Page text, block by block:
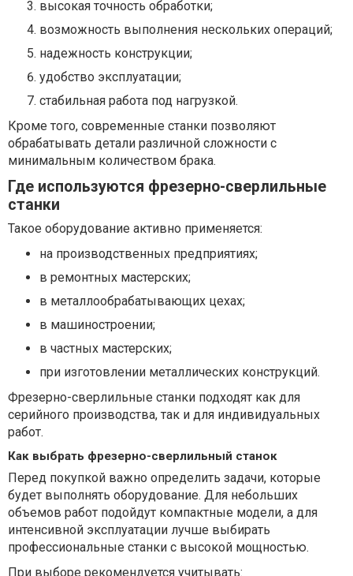
высокая точность обработки;
возможность выполнения нескольких операций;
надежность конструкции;
удобство эксплуатации;
стабильная работа под нагрузкой.
Кроме того, современные станки позволяют
обрабатывать детали различной сложности с
минимальным количеством брака.
Где используются фрезерно-сверлильные
станки
Такое оборудование активно применяется:
на производственных предприятиях;
в ремонтных мастерских;
в металлообрабатывающих цехах;
в машиностроении;
в частных мастерских;
при изготовлении металлических конструкций.
Фрезерно-сверлильные станки подходят как для
серийного производства, так и для индивидуальных
работ.
Как выбрать фрезерно-сверлильный станок
Перед покупкой важно определить задачи, которые
будет выполнять оборудование. Для небольших
объемов работ подойдут компактные модели, а для
интенсивной эксплуатации лучше выбирать
профессиональные станки с высокой мощностью.
При выборе рекомендуется учитывать: